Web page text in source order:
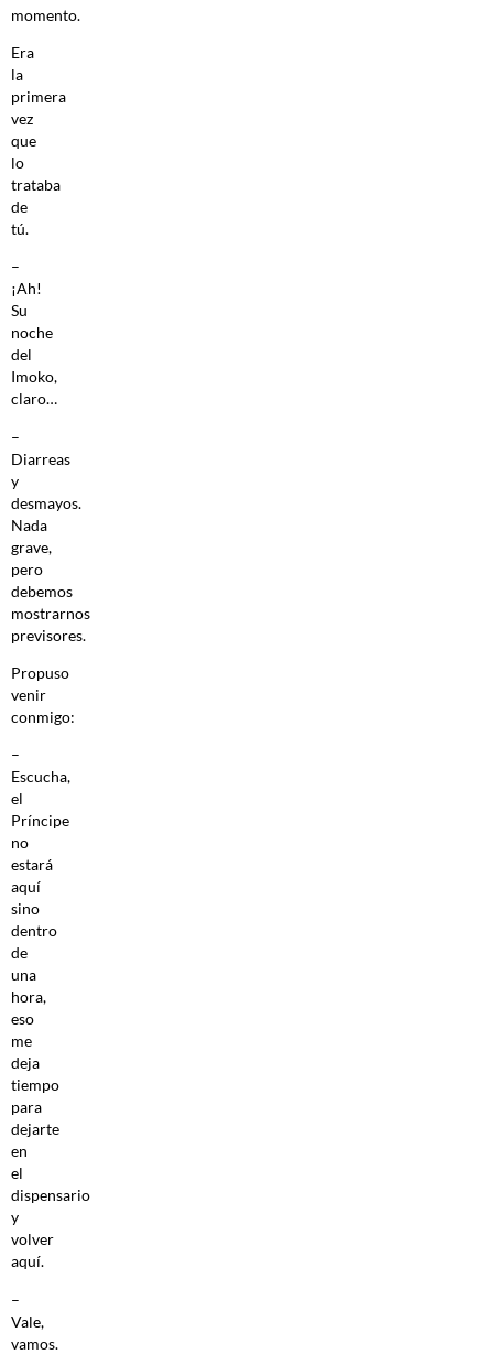
momento.
Era
la
primera
vez
que
lo
trataba
de
tú.
–
¡Ah!
Su
noche
del
Imoko,
claro…
–
Diarreas
y
desmayos.
Nada
grave,
pero
debemos
mostrarnos
previsores.
Propuso
venir
conmigo:
–
Escucha,
el
Príncipe
no
estará
aquí
sino
dentro
de
una
hora,
eso
me
deja
tiempo
para
dejarte
en
el
dispensario
y
volver
aquí.
–
Vale,
vamos.